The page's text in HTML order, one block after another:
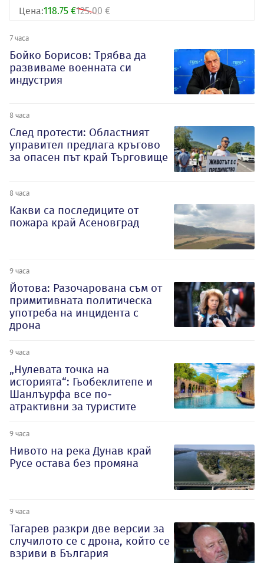
Цена:118.75 €125.00 €
7 часа
Бойко Борисов: Трябва да
развиваме военната си
индустрия
8 часа
След протести: Областният
управител предлага кръгово
за опасен път край Търговище
8 часа
Какви са последиците от
пожара край Асеновград
9 часа
Йотова: Разочарована съм от
примитивната политическа
употреба на инцидента с
дрона
9 часа
„Нулевата точка на
историята“: Гьобеклитепе и
Шанлъурфа все по-
атрактивни за туристите
9 часа
Нивото на река Дунав край
Русе остава без промяна
9 часа
Тагарев разкри две версии за
случилото се с дрона, който се
взриви в България